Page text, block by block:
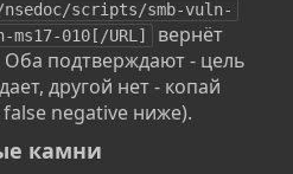
scripts/smb-vuln-
010[/URL]
вернёт
Оба подтверждают - цель
другой нет - копай
negative ниже).
камни​